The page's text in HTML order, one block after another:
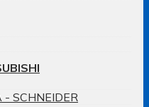
- SCHNEIDER